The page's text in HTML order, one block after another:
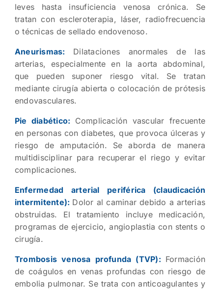
leves hasta insuficiencia venosa crónica. Se
tratan con escleroterapia, láser, radiofrecuencia
o técnicas de sellado endovenoso.
Aneurismas: Dilataciones anormales de las
arterias, especialmente en la aorta abdominal,
que pueden suponer riesgo vital. Se tratan
mediante cirugía abierta o colocación de prótesis
endovasculares.
Pie diabético: Complicación vascular frecuente
en personas con diabetes, que provoca úlceras y
riesgo de amputación. Se aborda de manera
multidisciplinar para recuperar el riego y evitar
complicaciones.
Enfermedad arterial periférica (claudicación
intermitente): Dolor al caminar debido a arterias
obstruidas. El tratamiento incluye medicación,
programas de ejercicio, angioplastia con stents o
cirugía.
Trombosis venosa profunda (TVP): Formación
de coágulos en venas profundas con riesgo de
embolia pulmonar. Se trata con anticoagulantes y